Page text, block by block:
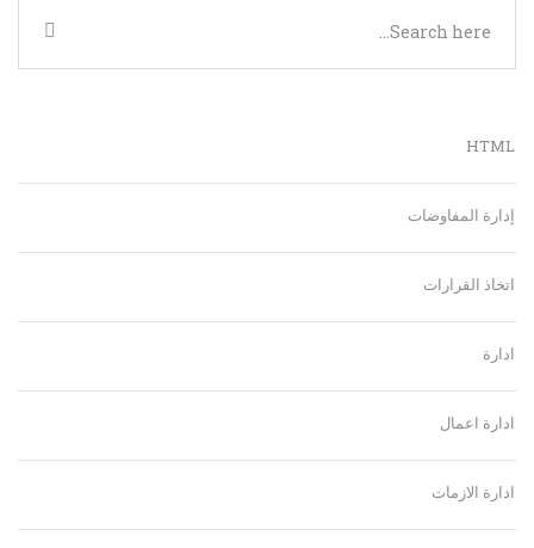
HTML
إدارة المفاوضات
اتخاذ القرارات
ادارة
ادارة اعمال
ادارة الازمات